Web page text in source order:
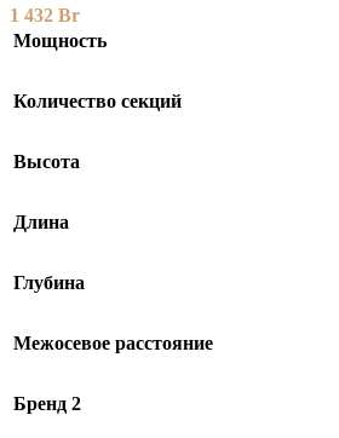
1 432 Br
Мощность
Количество секций
Высота
Длина
Глубина
Межосевое расстояние
Бренд 2